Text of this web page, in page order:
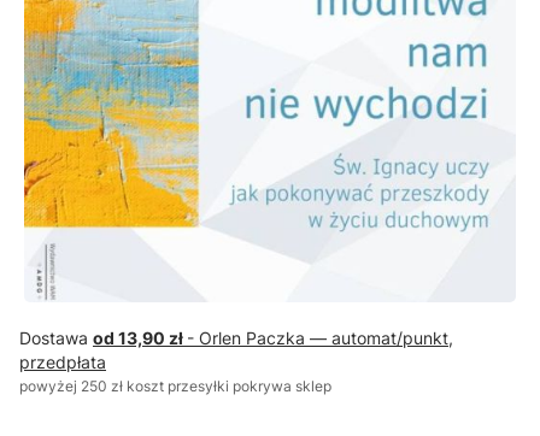
Dostawa od 13,90 zł - Orlen Paczka — automat/punkt,
przedpłata
powyżej 250 zł koszt przesyłki pokrywa sklep